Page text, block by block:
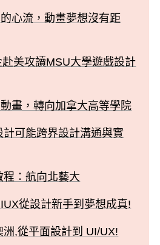
心流，動畫夢想沒有距
美攻讀MSU大學遊戲設計
畫，轉向加拿大高等學院
計可能跨界設計溝通與實
程：航向北藝大
從設計新手到夢想成真!
洲,從平面設計到 UI/UX!